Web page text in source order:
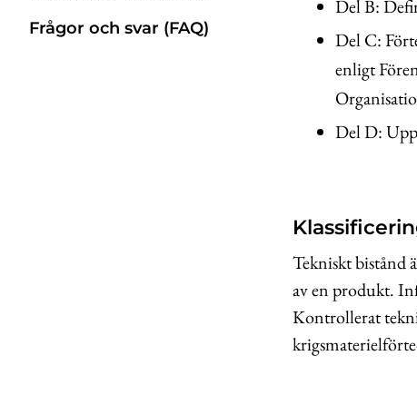
Frågor och svar (FAQ)
Del B:
Del C:
enligt
Del D:
Tekniskt bistånd
av en produkt.
Kontrollerat